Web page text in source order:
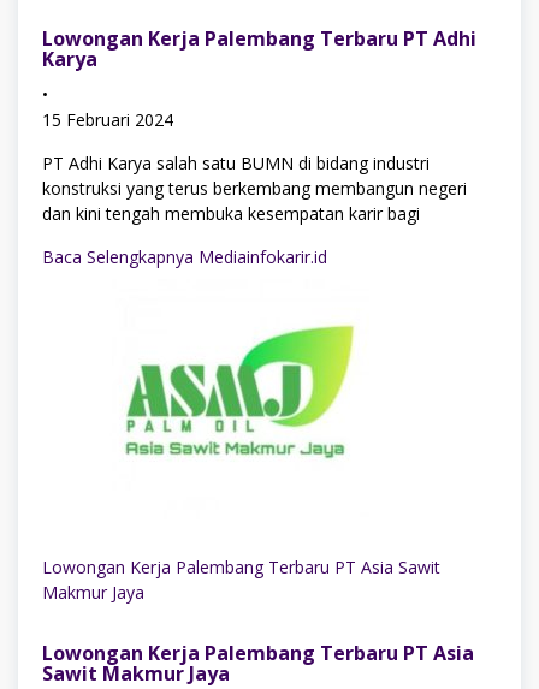
Lowongan Kerja Palembang Terbaru PT Adhi
Karya
•
15 Februari 2024
PT Adhi Karya salah satu BUMN di bidang industri
konstruksi yang terus berkembang membangun negeri
dan kini tengah membuka kesempatan karir bagi
Baca Selengkapnya Mediainfokarir.id
Lowongan Kerja Palembang Terbaru PT Asia Sawit
Makmur Jaya
Lowongan Kerja Palembang Terbaru PT Asia
Sawit Makmur Jaya